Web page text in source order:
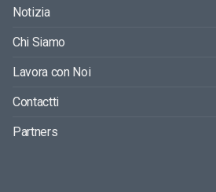
Notizia
Chi Siamo
Lavora con Noi
Contactti
Partners